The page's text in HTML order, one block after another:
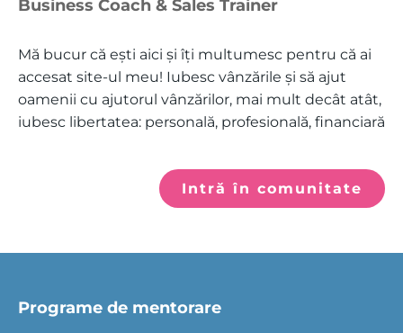
Business Coach & Sales Trainer
Mă bucur că ești aici și îți multumesc pentru că ai
accesat site-ul meu! Iubesc vânzările și să ajut
oamenii cu ajutorul vânzărilor, mai mult decât atât,
iubesc libertatea: personală, profesională, financiară
Intră în comunitate
Programe de mentorare